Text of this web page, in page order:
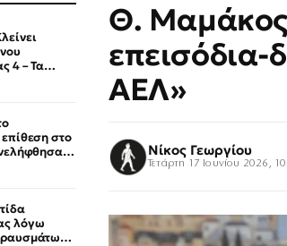
4 – Τα
στο
λόγω
Θ.
επεισόδια-
ΑΕΛ»
Νίκος Γεωργίου
Τετάρτη 17 Ιουνίου 2026,